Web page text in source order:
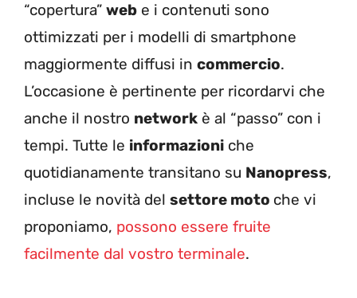
“copertura” web e i contenuti sono
ottimizzati per i modelli di smartphone
maggiormente diffusi in commercio.
L’occasione è pertinente per ricordarvi che
anche il nostro network è al “passo” con i
tempi. Tutte le informazioni che
quotidianamente transitano su Nanopress,
incluse le novità del settore moto che vi
proponiamo, possono essere fruite
facilmente dal vostro terminale.